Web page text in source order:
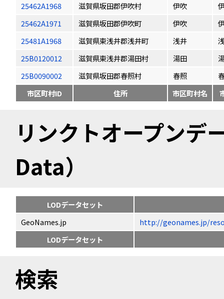
25462A1968
滋賀県坂田郡伊吹村 伊吹
25462A1971
滋賀県坂田郡伊吹町 伊吹
25481A1968
滋賀県東浅井郡浅井町 浅井
25B0120012
滋賀県東浅井郡湯田村 湯田
25B0090002
滋賀県坂田郡春照村 春照
市区町村ID
住所 市区町村名
リンクトオープン
Data）
LODデータセット
GeoNames.jp
http://geonames.jp/
LODデータセット
検索